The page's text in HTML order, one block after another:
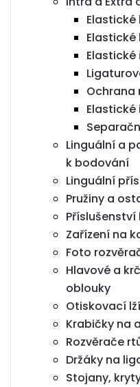
Elastické
Ochrana
Linguální a
k bodování
Linguální
Pružiny a
Zařízení na
Foto
Hlavové a
oblouky
Otiskovací
Krabičky na
Rozvěrače
Držáky na
Stojany,